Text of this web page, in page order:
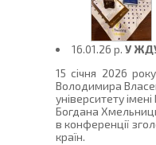
16.01.26 p. У
15 січня 2026
Володимира
університету
Богдана
в конференції
країн.